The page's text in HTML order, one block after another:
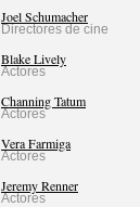
Joel Schumacher
Directores de cine
Blake Lively
Actores
Channing Tatum
Actores
Vera Farmiga
Actores
Jeremy Renner
Actores